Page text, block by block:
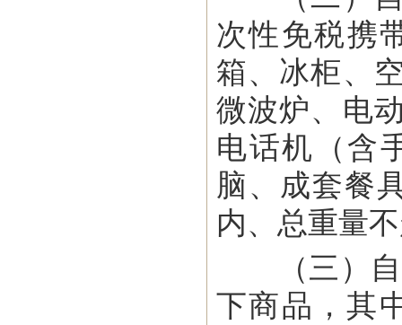
次性免税携
箱、冰柜、
微波炉、电
电话机（含
脑、成套餐
内、总重量
（三）自
下商品，其